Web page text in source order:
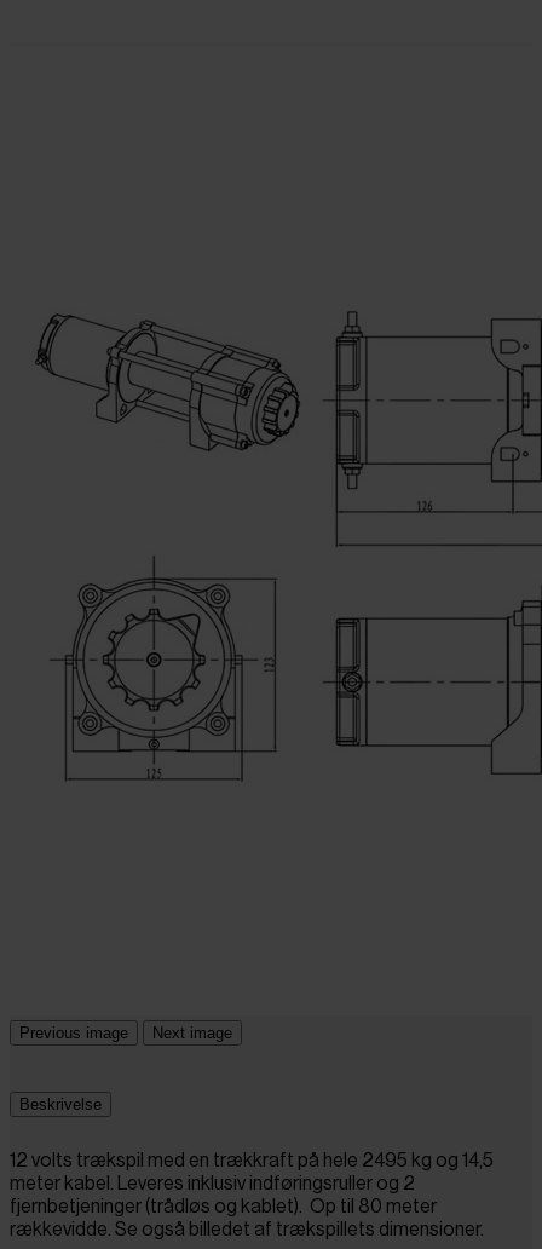
Previous image Next image
Beskrivelse
12 volts trækspil med en trækkraft på hele 2495 kg og 14,5
meter kabel. Leveres inklusiv indføringsruller og 2
fjernbetjeninger (trådløs og kablet). Op til 80 meter
rækkevidde. Se også billedet af trækspillets dimensioner.